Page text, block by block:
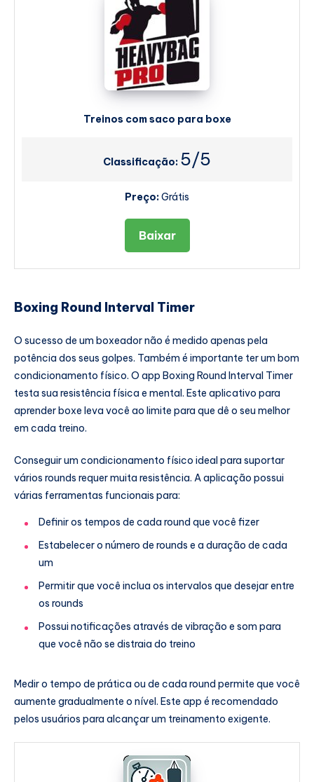
Treinos com saco para boxe
Classificação: 5/5
Preço:Grátis
Baixar
Boxing Round Interval Timer
O sucesso de um boxeador não é medido apenas pela
potência dos seus golpes. Também é importante ter um bom
condicionamento físico. O app Boxing Round Interval Timer
testa sua resistência física e mental. Este aplicativo para
aprender boxe leva você ao limite para que dê o seu melhor
em cada treino.
Conseguir um condicionamento físico ideal para suportar
vários rounds requer muita resistência. A aplicação possui
várias ferramentas funcionais para:
Definir os tempos de cada round que você fizer
Estabelecer o número de rounds e a duração de cada
um
Permitir que você inclua os intervalos que desejar entre
os rounds
Possui notificações através de vibração e som para
que você não se distraia do treino
Medir o tempo de prática ou de cada round permite que você
aumente gradualmente o nível. Este app é recomendado
pelos usuários para alcançar um treinamento exigente.